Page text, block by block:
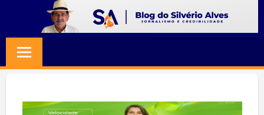
content
SILVERIO
ALVES
Jornalismo
Credibilidade